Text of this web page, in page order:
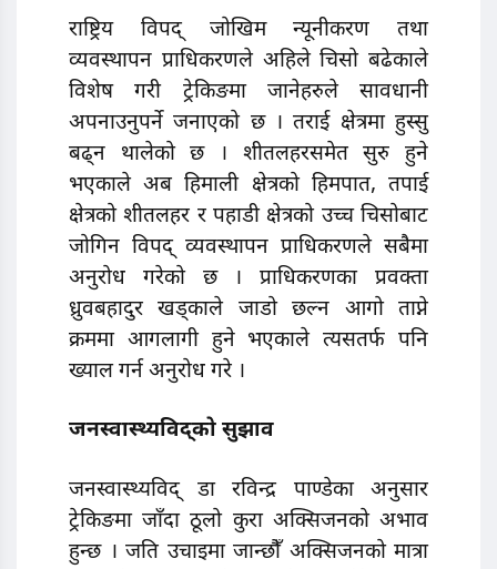
राष्ट्रिय विपद् जोखिम न्यूनीकरण तथा
व्यवस्थापन प्राधिकरणले अहिले चिसो बढेकाले
विशेष गरी ट्रेकिङमा जानेहरुले सावधानी
अपनाउनुपर्ने जनाएको छ । तराई क्षेत्रमा हुस्सु
बढ्न थालेको छ । शीतलहरसमेत सुरु हुने
भएकाले अब हिमाली क्षेत्रको हिमपात, तपाई
क्षेत्रको शीतलहर र पहाडी क्षेत्रको उच्च चिसोबाट
जोगिन विपद् व्यवस्थापन प्राधिकरणले सबैमा
अनुरोध गरेको छ । प्राधिकरणका प्रवक्ता
ध्रुवबहादुर खड्काले जाडो छल्न आगो ताप्ने
क्रममा आगलागी हुने भएकाले त्यसतर्फ पनि
ख्याल गर्न अनुरोध गरे ।
जनस्वास्थ्यविद्को सुझाव
जनस्वास्थ्यविद् डा रविन्द्र पाण्डेका अनुसार
ट्रेकिङमा जाँदा ठूलो कुरा अक्सिजनको अभाव
हुन्छ । जति उचाइमा जान्छौँ अक्सिजनको मात्रा